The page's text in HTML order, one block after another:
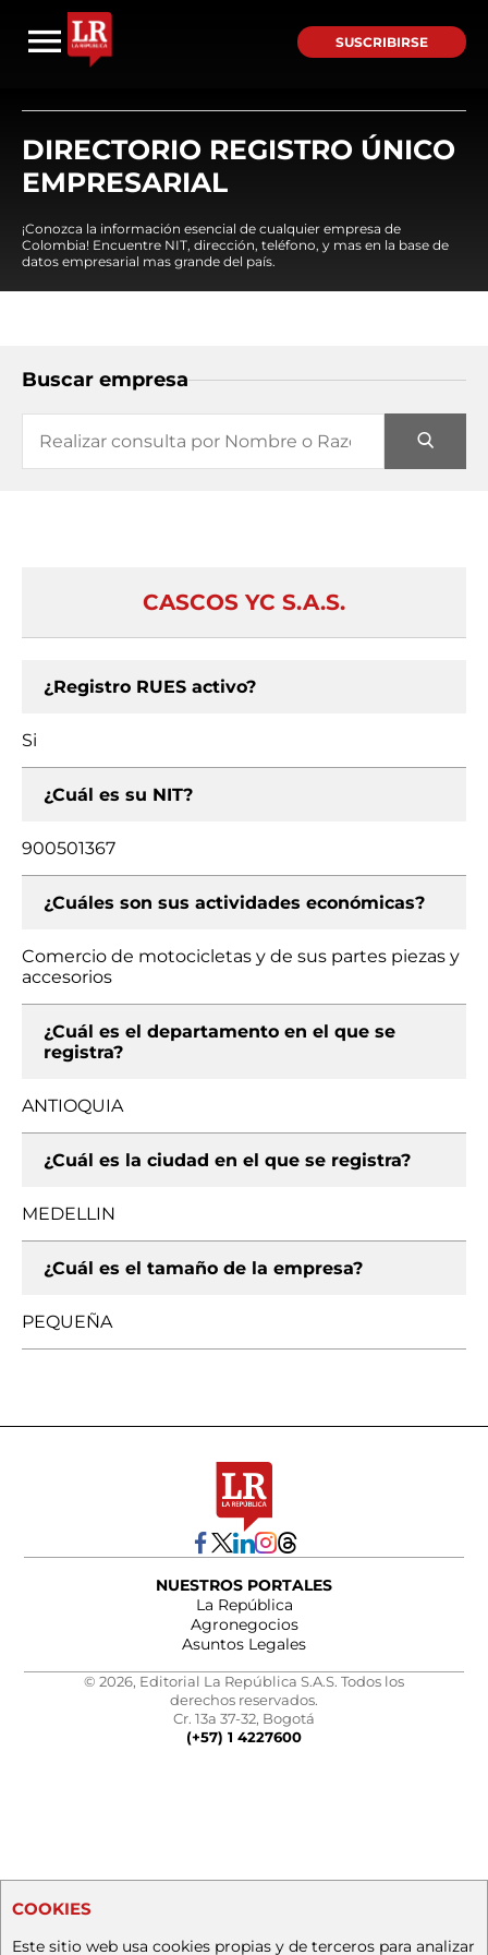
SUSCRIBIRSE
DIRECTORIO REGISTRO ÚNICO
EMPRESARIAL
¡Conozca la información esencial de cualquier empresa de
Colombia! Encuentre NIT, dirección, teléfono, y mas en la base de
datos empresarial mas grande del país.
Buscar empresa
CASCOS YC S.A.S.
¿Registro RUES activo?
Si
¿Cuál es su NIT?
900501367
¿Cuáles son sus actividades económicas?
Comercio de motocicletas y de sus partes piezas y
accesorios
¿Cuál es el departamento en el que se
registra?
ANTIOQUIA
¿Cuál es la ciudad en el que se registra?
MEDELLIN
¿Cuál es el tamaño de la empresa?
PEQUEÑA
NUESTROS PORTALES
La República
Agronegocios
Asuntos Legales
© 2026, Editorial La República S.A.S. Todos los
derechos reservados.
Cr. 13a 37-32, Bogotá
(+57) 1 4227600
COOKIES
Este sitio web usa cookies propias y de terceros para analizar